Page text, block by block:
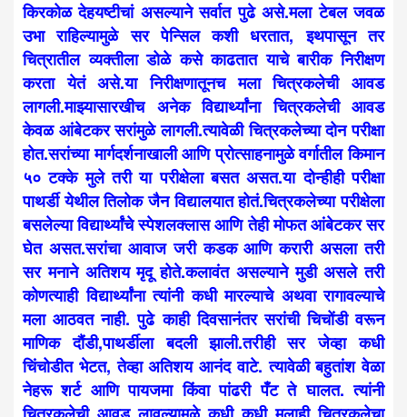
किरकोळ देहयष्टीचां असल्याने सर्वात पुढे असे.मला टेबल जवळ
उभा राहिल्यामुळे सर पेन्सिल कशी धरतात, इथपासून तर
चित्रातील व्यक्तीला डोळे कसे काढतात याचे बारीक निरीक्षण
करता येतं असे.या निरीक्षणातूनच मला चित्रकलेची आवड
लागली.माझ्यासारखीच अनेक विद्यार्थ्यांना चित्रकलेची आवड
केवळ आंबेटकर सरांमुळे लागली.त्यावेळी चित्रकलेच्या दोन परीक्षा
होत.सरांच्या मार्गदर्शनाखाली आणि प्रोत्साहनामुळे वर्गातील किमान
५० टक्के मुले तरी या परीक्षेला बसत असत.या दोन्हीही परीक्षा
पाथर्डी येथील तिलोक जैन विद्यालयात होतं.चित्रकलेच्या परीक्षेला
बसलेल्या विद्यार्थ्यांचे स्पेशलक्लास आणि तेही मोफत आंबेटकर सर
घेत असत.सरांचा आवाज जरी कडक आणि करारी असला तरी
सर मनाने अतिशय मृदू होते.कलावंत असल्याने मुडी असले तरी
कोणत्याही विद्यार्थ्यांना त्यांनी कधी मारल्याचे अथवा रागावल्याचे
मला आठवत नाही. पुढे काही दिवसानंतर सरांची चिचोंडी वरून
माणिक दौंडी,पाथर्डीला बदली झाली.तरीही सर जेव्हा कधी
चिंचोडीत भेटत, तेव्हा अतिशय आनंद वाटे. त्यावेळी बहुतांश वेळा
नेहरू शर्ट आणि पायजमा किंवा पांढरी पँट ते घालत. त्यांनी